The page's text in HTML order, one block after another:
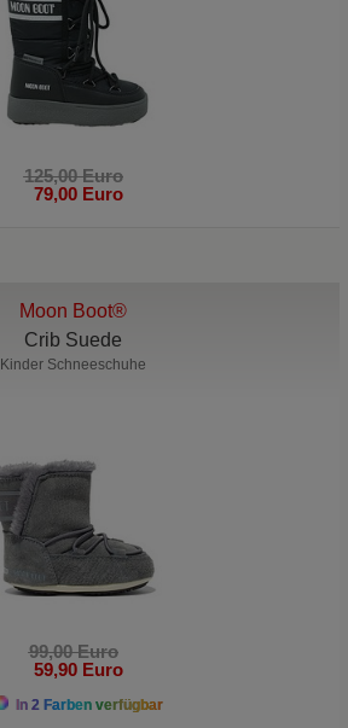
125,00 Euro
79,00 Euro
Moon Boot®
Crib Suede
Kinder Schneeschuhe
99,00 Euro
59,90 Euro
In 2 Farben verfügbar